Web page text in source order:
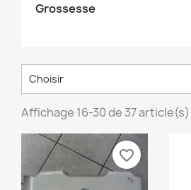
Grossesse
Choisir
Affichage 16-30 de 37 article(s)
favorite_border